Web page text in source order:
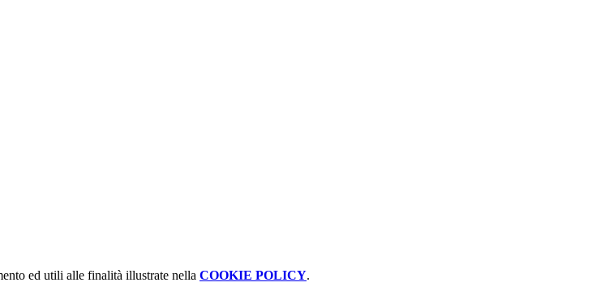
ed utili alle finalità illustrate nella COOKIE POLICY.